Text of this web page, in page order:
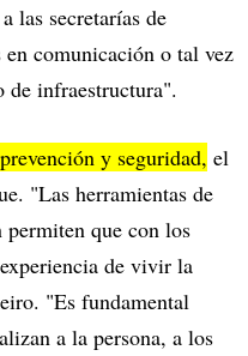
las secretarías de
comunicación o tal vez
de infraestructura".
y seguridad, el
"Las herramientas de
que con los
de vivir la
"Es fundamental
a la persona, a los